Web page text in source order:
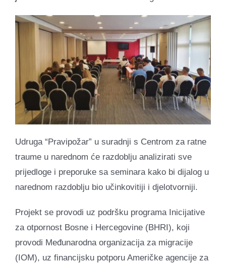
Udruga “Pravipožar” u suradnji s Centrom za ratne
traume u narednom će razdoblju analizirati sve
prijedloge i preporuke sa seminara kako bi dijalog u
narednom razdoblju bio učinkovitiji i djelotvorniji.
Projekt se provodi uz podršku programa Inicijative
za otpornost Bosne i Hercegovine (BHRI), koji
provodi Međunarodna organizacija za migracije
(IOM), uz financijsku potporu Američke agencije za